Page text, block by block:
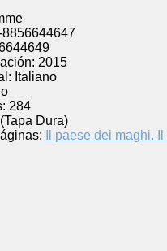
2015
Italiano
284
Dura)
Il paese dei maghi.